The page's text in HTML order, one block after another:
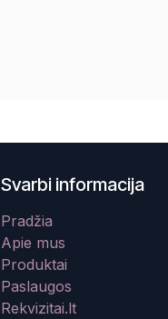
Svarbi informacija
Pradžia
Apie mus
Produktai
Paslaugos
Rekvizitai.lt